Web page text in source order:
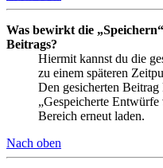
Was bewirkt die
Beitrags?
Hiermit kannst du die
zu einem späteren
Den gesicherten
„Gespeicherte
Bereich erneut laden.
Nach oben